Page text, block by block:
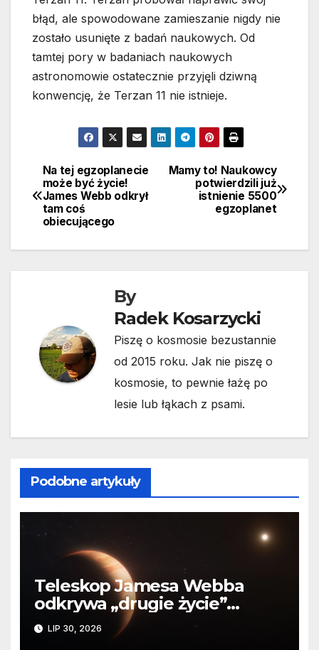
błąd, ale spowodowane zamieszanie nigdy nie
zostało usunięte z badań naukowych. Od
tamtej pory w badaniach naukowych
astronomowie ostatecznie przyjęli dziwną
konwencję, że Terzan 11 nie istnieje.
Nawigacja
wpisu
Mamy to! Naukowcy
potwierdzili już
istnienie 5500
egzoplanet
Na tej egzoplanecie
może być życie!
James Webb odkrył
tam coś
obiecującego
By
Radek Kosarzycki
Piszę o kosmosie bezustannie
od 2015 roku. Jak nie piszę o
kosmosie, to pewnie łażę po
lesie lub łąkach z psami.
Podobne artykuły
Teleskop Jamesa Webba
odkrywa „drugie życie”
planety krążącej wokół
martwej gwiazdy
LIP 30, 2026